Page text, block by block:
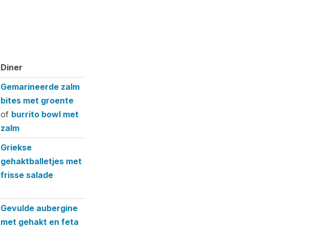
Diner
Diner
Gemarineerde zalm
bites met groente
of burrito bowl met
zalm
Griekse
gehaktballetjes met
frisse salade
Gevulde aubergine
met gehakt en feta